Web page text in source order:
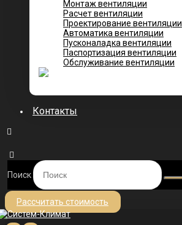
Монтаж вентиляции
Расчет вентиляции
Проектирование вентиляции
Автоматика вентиляции
Пусконаладка вентиляции
Паспортизация вентиляции
Обслуживание вентиляции
Контакты
Поиск
Рассчитать стоимость